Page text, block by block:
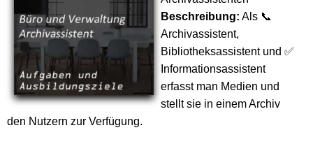
Beschreibung: Als 📞
Archivassistent,
Bibliotheksassistent und ✅
Informationsassistent
erfasst man Medien und
stellt sie in einem Archiv
den Nutzern zur Verfügung.